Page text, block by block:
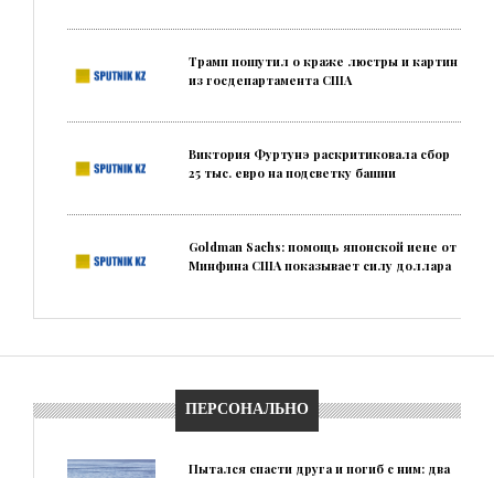
Трамп пошутил о краже люстры и картин
из госдепартамента США
Виктория Фуртунэ раскритиковала сбор
25 тыс. евро на подсветку башни
Goldman Sachs: помощь японской иене от
Минфина США показывает силу доллара
ПЕРСОНАЛЬНО
Пытался спасти друга и погиб с ним: два